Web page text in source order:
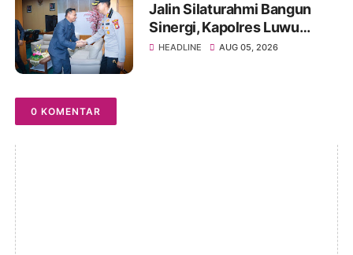
Jalin Silaturahmi Bangun
Sinergi, Kapolres Luwu
Kunjungi DPRD
HEADLINE AUG 05, 2026
0 KOMENTAR